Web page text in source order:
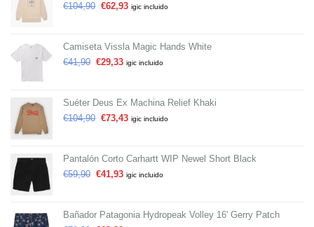
€104,90 €62,93 igic incluido
Camiseta Vissla Magic Hands White
€41,90 €29,33 igic incluido
Suéter Deus Ex Machina Relief Khaki
€104,90 €73,43 igic incluido
Pantalón Corto Carhartt WIP Newel Short Black
€59,90 €41,93 igic incluido
Bañador Patagonia Hydropeak Volley 16' Gerry Patch